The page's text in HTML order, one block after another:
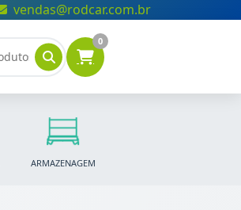
vendas@rodcar.com.br
0
ARMAZENAGEM